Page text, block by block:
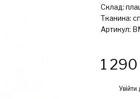
Склад:
Тканина:
Артикул:
1 290
Увійти